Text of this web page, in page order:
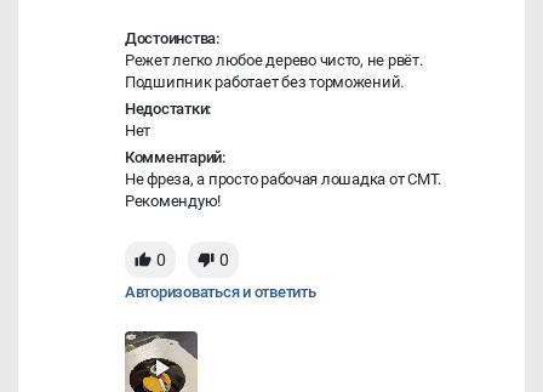
Достоинства:
Режет легко любое дерево чисто, не рвёт.
Подшипник работает без торможений.
Недостатки:
Нет
Комментарий:
Не фреза, а просто рабочая лошадка от CMT.
Рекомендую!
0 0
Авторизоваться и ответить